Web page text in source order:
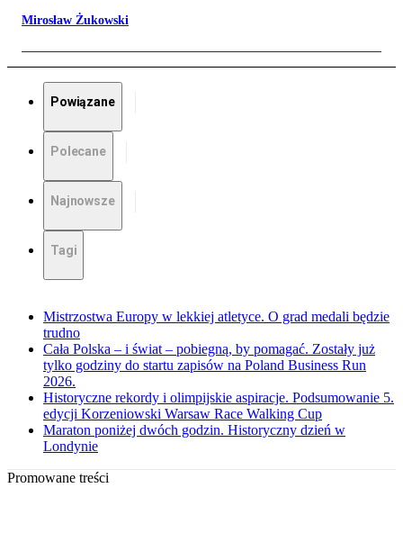
Mirosław Żukowski
Powiązane
Polecane
Najnowsze
Tagi
Mistrzostwa Europy w lekkiej atletyce. O grad medali będzie
trudno
Cała Polska – i świat – pobiegną, by pomagać. Zostały już
tylko godziny do startu zapisów na Poland Business Run
2026.
Historyczne rekordy i olimpijskie aspiracje. Podsumowanie 5.
edycji Korzeniowski Warsaw Race Walking Cup
Maraton poniżej dwóch godzin. Historyczny dzień w
Londynie
Promowane treści